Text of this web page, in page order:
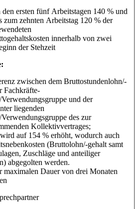
ersten fünf Arbeitstagen 140 % und
zum zehnten Arbeitstag 120 % der
innerhalb von zwei
der Stehzeit
zwischen dem Bruttostundenlohn/-
Fachkräfte-
und der
liegenden
des zur
Kollektivvertrages;
auf 154 % erhöht, wodurch auch
(Bruttolohn/-gehalt samt
Zuschläge und anteiliger
abgegolten werden.
maximalen Dauer von drei Monaten